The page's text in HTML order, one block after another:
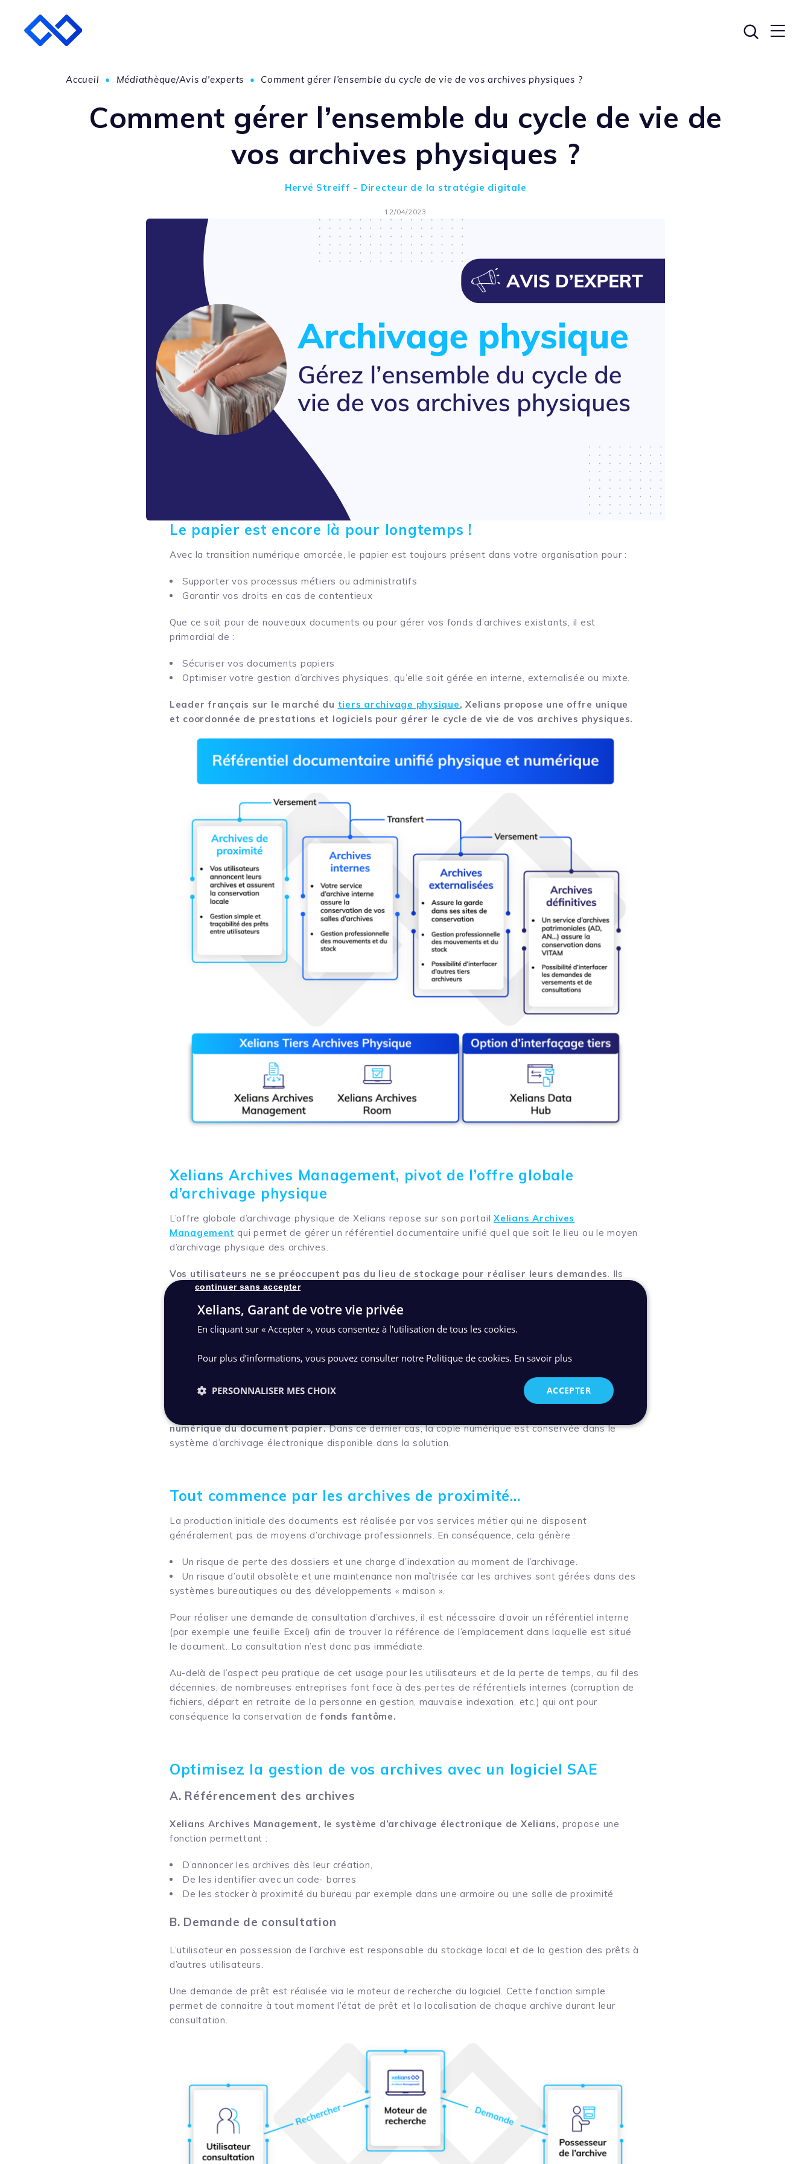
Accueil • Médiathèque/Avis d'experts • Comment gérer l’ensemble du cycle de vie de vos archives physiques ?
Comment gérer l’ensemble du cycle de vie de
vos archives physiques ?
Hervé Streiff - Directeur de la stratégie digitale
12/04/2023
Le papier est encore là pour longtemps !
Avec la transition numérique amorcée, le papier est toujours présent dans votre organisation pour :
Supporter vos processus métiers ou administratifs
Garantir vos droits en cas de contentieux
Que ce soit pour de nouveaux documents ou pour gérer vos fonds d’archives existants, il est
primordial de :
Sécuriser vos documents papiers
Optimiser votre gestion d’archives physiques, qu’elle soit gérée en interne, externalisée ou mixte.
Leader français sur le marché du tiers archivage physique, Xelians propose une offre unique
et coordonnée de prestations et logiciels pour gérer le cycle de vie de vos archives physiques.
Xelians Archives Management, pivot de l’offre globale
d’archivage physique
L’offre globale d’archivage physique de Xelians repose sur son portailXelians Archives
Management qui permet de gérer un référentiel documentaire unifié quel que soit le lieu ou le moyen
d’archivage physique des archives.
Vos utilisateurs ne se préoccupent pas du lieu de stockage pour réaliser leurs demandes. Ils
accèdent selon leurs droits à un moteur de recherche pour exprimer des demandes de communication
Un autre utilisateur qui serait en possession de l’archive de proximité
Un tiers archiveur si les documents sont externalisés
départementales
numérique du document papier.Dans ce dernier cas, la copie numérique est conservée dans le
système d’archivage électronique disponible dans la solution.
Tout commence par les archives de proximité…
La production initiale des documents est réalisée par vos services métier qui ne disposent
généralement pas de moyens d’archivage professionnels. En conséquence, cela génère :
Un risque de perte des dossiers et une charge d’indexation au moment de l’archivage.
Un risque d’outil obsolète et une maintenance non maîtrisée car les archives sont gérées dans des
systèmes bureautiques ou des développements « maison ».
Pour réaliser une demande de consultation d’archives, il est nécessaire d’avoir un référentiel interne
(par exemple une feuille Excel) afin de trouver la référence de l’emplacement dans laquelle est situé
le document. La consultation n’est donc pas immédiate.
Au-delà de l’aspect peu pratique de cet usage pour les utilisateurs et de la perte de temps, au fil des
décennies, de nombreuses entreprises font face à des pertes de référentiels internes (corruption de
fichiers, départ en retraite de la personne en gestion, mauvaise indexation, etc.) qui ont pour
conséquence la conservation defonds fantôme.
Optimisez la gestion de vos archives avec un logiciel SAE
A. Référencement des archives
Xelians Archives Management, le système d’archivage électronique de Xelians, propose une
fonction permettant :
D’annoncer les archives dès leur création,
De les identifier avec un code- barres
De les stocker à proximité du bureau par exemple dans une armoire ou une salle de proximité
B. Demande de consultation
L’utilisateur en possession de l’archive est responsable du stockage local et de la gestion des prêts à
d’autres utilisateurs.
Une demande de prêt est réalisée via le moteur de recherche du logiciel. Cette fonction simple
permet de connaitre à tout moment l’état de prêt et la localisation de chaque archive durant leur
consultation.
Xelians, Garant de votre vie privée
En cliquant sur « Accepter », vous consentez à l'utilisation de tous les cookies.
Pour plus d’informations, vous pouvez consulter notre Politique de cookies. En savoir plus
ACCEPTER
continuer sans accepter
PERSONNALISER MES CHOIX